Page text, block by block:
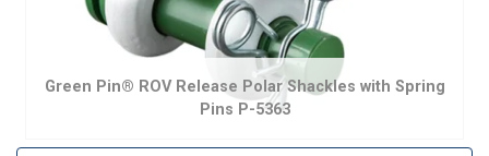
Green Pin® ROV Release Polar Shackles with Spring
Pins P-5363